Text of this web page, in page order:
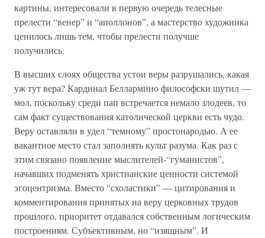
картины, интересовали в первую очередь телесные
прелести “венер” и “аполлонов”, а мастерство художника
ценилось лишь тем, чтобы прелести получше
получились.
В высших слоях общества устои веры разрушались, какая
уж тут вера? Кардинал Беллармино философски шутил —
мол, поскольку среди пап встречается немало злодеев, то
сам факт существования католической церкви есть чудо.
Веру оставляли в удел “темному” простонародью. А ее
вакантное место стал заполнять культ разума. Как раз с
этим связано появление мыслителей-“гуманистов”,
начавших подменять христианские ценности системой
эгоцентризма. Вместо “схоластики” — цитирования и
комментирования принятых на веру церковных трудов
прошлого, приоритет отдавался собственным логическим
построениям. Субъективным, но “изящным”. И